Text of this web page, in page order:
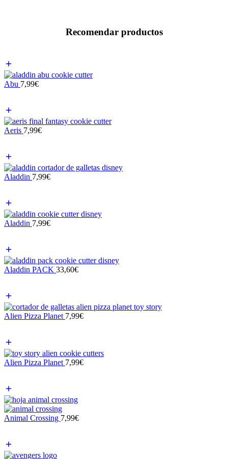
Recomendar productos
Abu 7,99€
Aeris 7,99€
Aladdin 7,99€
Aladdin 7,99€
Aladdin PACK 33,60€
Alien Pizza Planet 7,99€
Alien Pizza Planet 7,99€
Animal Crossing 7,99€